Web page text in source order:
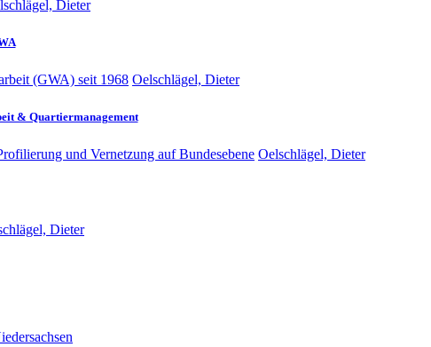
Dieter
(GWA) seit 1968 Oelschlägel, Dieter
& Quartiermanagement
und Vernetzung auf Bundesebene Oelschlägel, Dieter
Dieter